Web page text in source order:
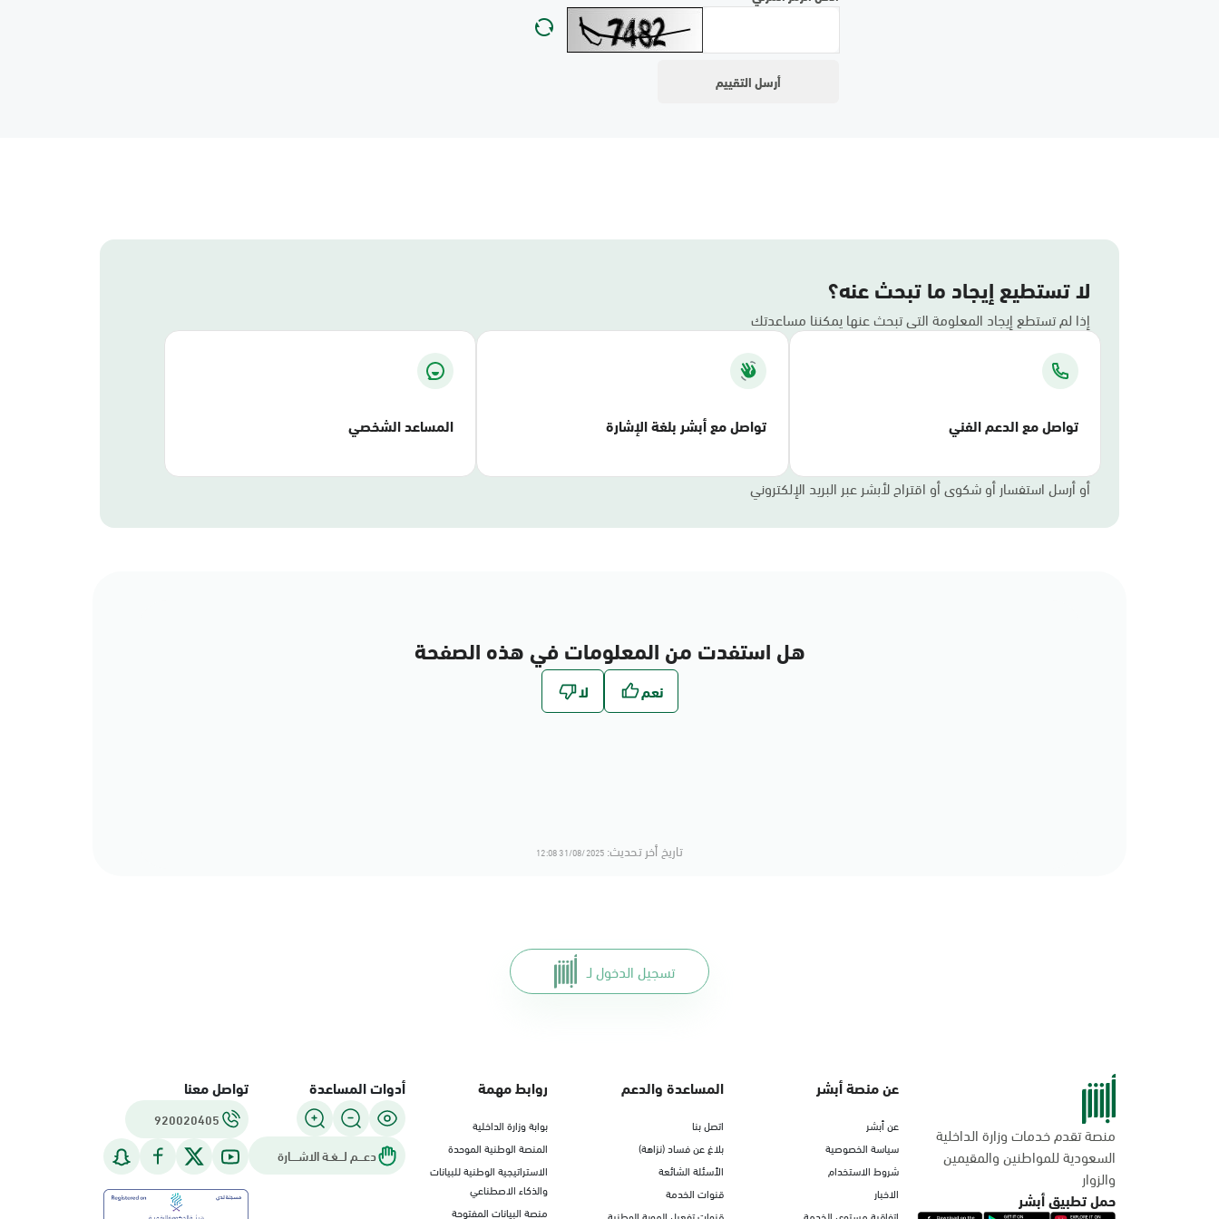
لا تستطيع إيجاد ما تبحث عنه؟
إذا لم تستطع إيجاد المعلومة التي تبحث عنها يمكننا مساعدتك
تواصل مع الدعم الفني تواصل مع أبشر بلغة الإشارة المساعد الشخصي
أو أرسل استفسار أو شكوى أو اقتراح لأبشر عبر البريد الإلكتروني
هل استفدت من المعلومات في هذه الصفحة
تاريخ أخر تحديث: 31/08/2025 12:08
تسجيل الدخول لـ
منصة تقدم خدمات وزارة الداخلية
السعودية للمواطنين والمقيمين
والزوار
حمل تطبيق أبشر
عن منصة أبشر
عن أبشر
سياسة الخصوصية
شروط الاستخدام
الاخبار
المساعدة والدعم
اتصل بنا
بلاغ عن فساد (نزاهة)
الأسئلة الشائعة
قنوات الخدمة
روابط مهمة
بوابة وزارة الداخلية
المنصة الوطنية الموحدة
الاستراتيجية الوطنية للبيانات
والذكاء الاصطناعي
منصة البيانات المفتوحة
أدوات المساعدة
دعـــم لـــغـة الاشــــارة
تواصل معنا
920020405